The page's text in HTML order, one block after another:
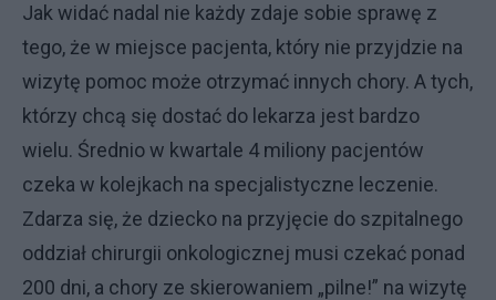
Jak widać nadal nie każdy zdaje sobie sprawę z
tego, że w miejsce pacjenta, który nie przyjdzie na
wizytę pomoc może otrzymać innych chory. A tych,
którzy chcą się dostać do lekarza jest bardzo
wielu. Średnio w kwartale 4 miliony pacjentów
czeka w kolejkach na specjalistyczne leczenie.
Zdarza się, że dziecko na przyjęcie do szpitalnego
oddział chirurgii onkologicznej musi czekać ponad
200 dni, a chory ze skierowaniem „pilne!” na wizytę